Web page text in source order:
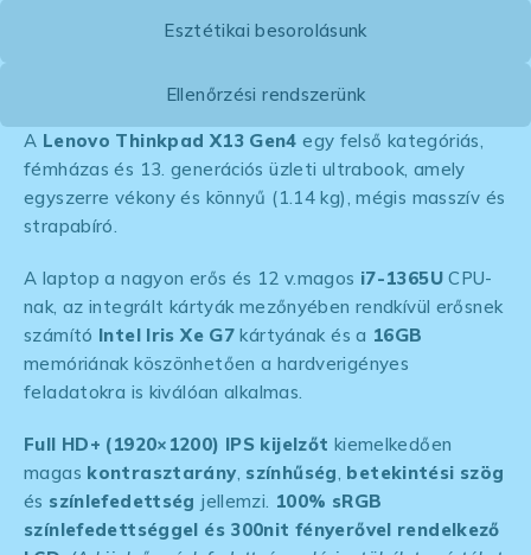
Esztétikai besorolásunk
Ellenőrzési rendszerünk
A Lenovo Thinkpad X13 Gen4 egy felső kategóriás,
fémházas és 13. generációs üzleti ultrabook, amely
egyszerre vékony és könnyű (1.14 kg), mégis masszív és
strapabíró.
A laptop a nagyon erős és 12 v.magos i7-1365UCPU-
nak, az integrált kártyák mezőnyében rendkívül erősnek
számító Intel Iris Xe G7 kártyának és a 16GB
memóriának köszönhetően a hardverigényes
feladatokra is kiválóan alkalmas.
Full HD+ (1920×1200) IPS kijelzőt kiemelkedően
magas kontrasztarány, színhűség, betekintési szög
és színlefedettség jellemzi. 100% sRGB
színlefedettséggel és 300nit fényerővel rendelkező